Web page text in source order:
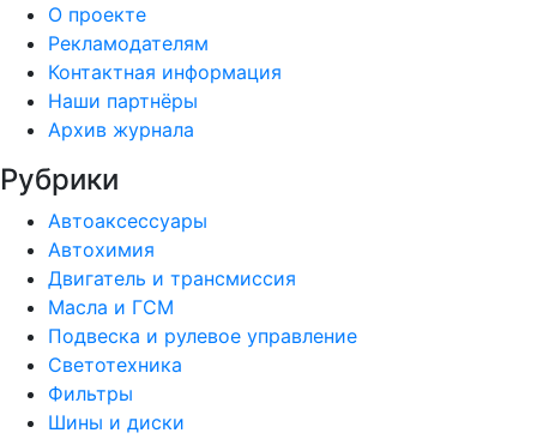
О проекте
Рекламодателям
Контактная информация
Наши партнёры
Архив журнала
Рубрики
Автоаксессуары
Автохимия
Двигатель и трансмиссия
Масла и ГСМ
Подвеска и рулевое управление
Светотехника
Фильтры
Шины и диски